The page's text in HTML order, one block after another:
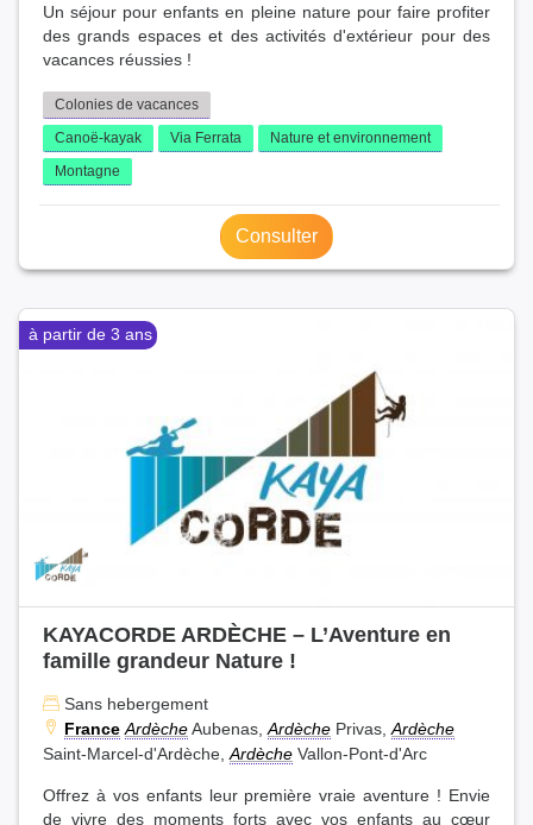
Un séjour pour enfants en pleine nature pour faire profiter
des grands espaces et des activités d'extérieur pour des
vacances réussies !
Colonies de vacances
Canoë-kayak
Via Ferrata
Nature et environnement
Montagne
Consulter
à partir de 3 ans
KAYACORDE ARDÈCHE – L’Aventure en
famille grandeur Nature !
Sans hebergement
France ArdècheAubenas, Ardèche Privas, Ardèche
Saint-Marcel-d'Ardèche, Ardèche Vallon-Pont-d'Arc
Offrez à vos enfants leur première vraie aventure ! Envie
de vivre des moments forts avec vos enfants au cœur